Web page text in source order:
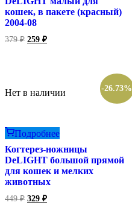
кошек, в пакете (красный)
2004-08
379₽ Первоначальная
259 ₽Текущая
Нет в наличии
Подробнее
-26.73%
Когтерез-ножницы
DeLIGHT большой прямой
для кошек и мелких
животных
449₽ Первоначальная
цена
329 ₽Текущая
цена: